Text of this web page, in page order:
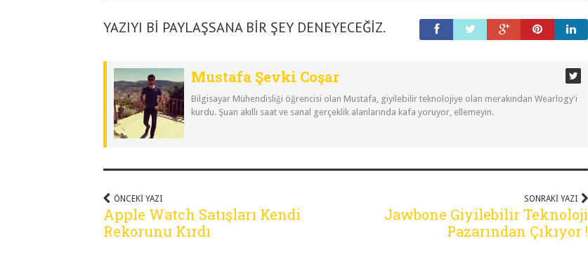
YAZIYI BI PAYLAŞSANA BIR ŞEY DENEYECEĞIZ.
Mustafa Şevki Coşar
Bilgisayar Mühendisliği öğrencisi olan Mustafa, giyilebilir teknolojiye olan merakından Wearlogy'i
kurdu. Şuan akıllı saat ve sanal gerçeklik alanlarında kafa yoruyor, ellemeyin.
ÖNCEKI YAZI
Apple Watch Satışları Kendi
Rekorunu Kırdı
SONRAKI YAZI
Jawbone Giyilebilir Teknoloji
Pazarından Çıkıyor !